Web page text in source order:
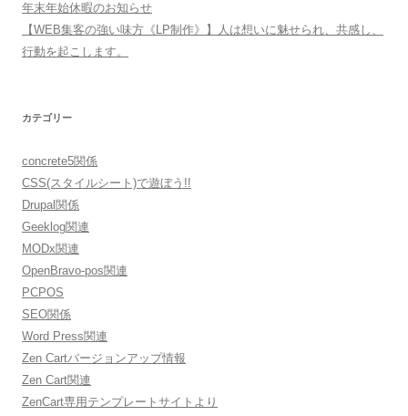
年末年始休暇のお知らせ
【WEB集客の強い味方《LP制作》】人は想いに魅せられ、共感し、
行動を起こします。
カテゴリー
concrete5関係
CSS(スタイルシート)で遊ぼう!!
Drupal関係
Geeklog関連
MODx関連
OpenBravo-pos関連
PCPOS
SEO関係
Word Press関連
Zen Cartバージョンアップ情報
Zen Cart関連
ZenCart専用テンプレートサイトより